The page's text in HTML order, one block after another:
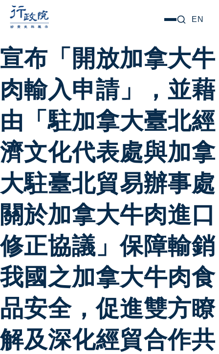
要
內
容
選
EN
宣布「開放加拿大牛
肉輸入申請」，並藉
由「駐加拿大臺北經
濟文化代表處與加拿
大駐臺北貿易辦事處
關於加拿大牛肉進口
修正協議」保障輸銷
我國之加拿大牛肉食
品安全，促進雙方瞭
解及深化經貿合作共